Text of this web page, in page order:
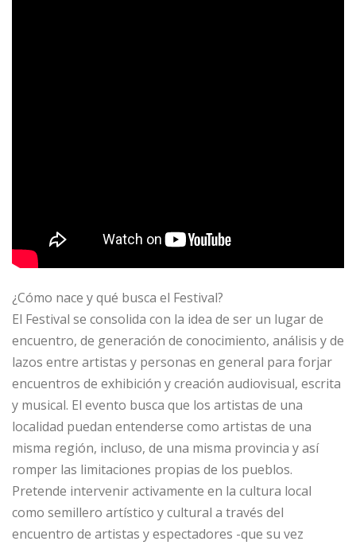
¿Cómo nace y qué busca el Festival?
El Festival se consolida con la idea de ser un lugar de
encuentro, de generación de conocimiento, análisis y de
lazos entre artistas y personas en general para forjar
encuentros de exhibición y creación audiovisual, escrita
y musical. El evento busca que los artistas de una
localidad puedan entenderse como artistas de una
misma región, incluso, de una misma provincia y así
romper las limitaciones propias de los pueblos.
Pretende intervenir activamente en la cultura local
como semillero artístico y cultural a través del
encuentro de artistas y espectadores -que su vez